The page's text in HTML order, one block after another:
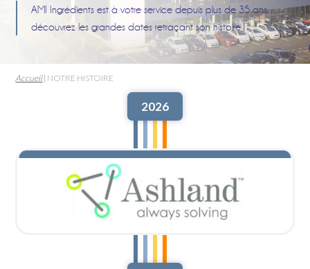
AMI Ingrédients est à votre service depuis plus de 35 ans…
découvrez les grandes dates retraçant son histoire !
Accueil| NOTRE HISTOIRE
2026